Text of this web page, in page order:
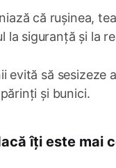
că rușinea,
la siguranță și la
să sesizeze
și bunici.
îți este mai